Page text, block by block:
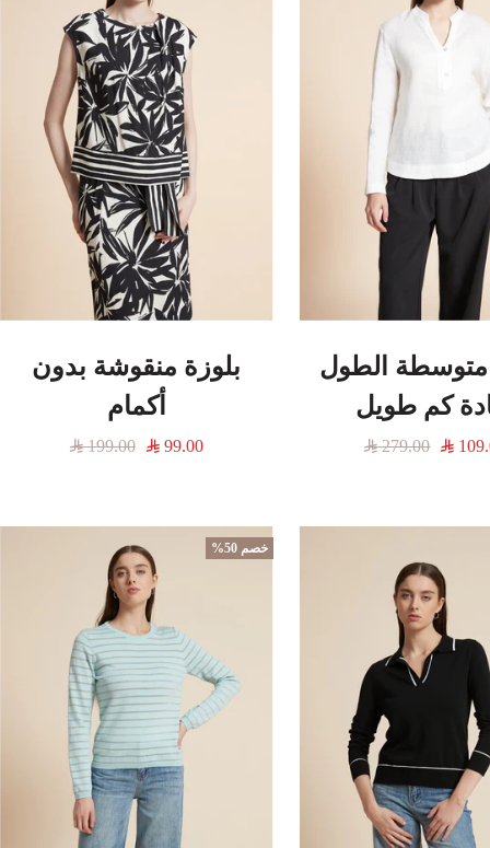
متوسطة الطول
كم طويل
السعر
279.00
بلوزة منقوشة بدون
أكمام
السعر
99.00
السعر
199.00
خصم 50%